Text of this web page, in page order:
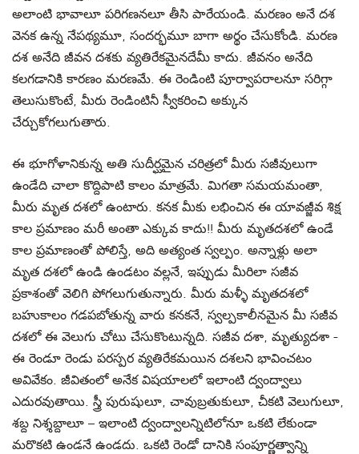
అలాంటి భావాలూ పరిగణనలూ తీసి పారేయండి. మరణం అనే దశ
వెనక ఉన్న నేపథ్యమూ, సందర్భమూ బాగా అర్థం చేసుకోండి. మరణ
దశ అనేది జీవన దశకు వ్యతిరేకమైనదేమీ కాదు. జీవనం అనేది
కలగడానికి కారణం మరణమే. ఈ రెండింటి పూర్వాపరాలనూ సరిగ్గా
తెలుసుకొంటే, మీరు రెండింటినీ స్వీకరించి అక్కున
చేర్చుకోగలుగుతారు.
ఈ భూగోళానికున్న అతి సుదీర్ఘమైన చరిత్రలో మీరు సజీవులుగా
ఉండేది చాలా కొద్దిపాటి కాలం మాత్రమే. మిగతా సమయమంతా,
మీరు మృత దశలో ఉంటారు. కనక మీకు లభించిన ఈ యావజ్జీవ శిక్ష
కాల ప్రమాణం మరీ అంతా ఎక్కువ కాదు!! మీరు మృతదశలో ఉండే
కాల ప్రమాణంతో పోలిస్తే, అది అత్యంత స్వల్పం. అన్నాళ్లు అలా
మృత దశలో ఉండి ఉండటం వల్లనే, ఇప్పుడు మీరిలా సజీవ
ప్రకాశంతో వెలిగి పోగలుగుతున్నారు. మీరు మళ్ళీ మృతదశలో
బహుకాలం గడపబోతున్న వారు కనకనే, స్వల్పకాలీనమైన మీ సజీవ
దశలో ఈ వెలుగు చోటు చేసుకొంటున్నది. సజీవ దశా, మృత్యుదశా -
ఈ రెండూ రెండు పరస్పర వ్యతిరేకమయిన దశలని భావించటం
అవివేకం. జీవితంలో అనేక విషయాలలో ఇలాంటి ద్వంద్వాలు
ఎదురవుతాయి. స్త్రీ పురుషులూ, చావుబ్రతుకులూ, చీకటి వెలుగులూ,
శబ్ద నిశ్శబ్దాలూ – ఇలాంటి ద్వంద్వాలన్నిటిలోనూ ఒకటి లేకుండా
మరొకటి ఉండనే ఉండదు. ఒకటి రెండో దానికి సంపూర్ణత్వాన్ని